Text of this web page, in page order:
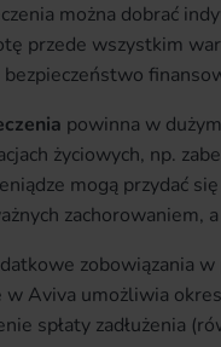
można dobrać
przede wszystkim
powinna w
życiowych, np.
mogą przydać
zachorowaniem,
zobowiązania w
w Aviva umożliwia
spłaty zadłużenia